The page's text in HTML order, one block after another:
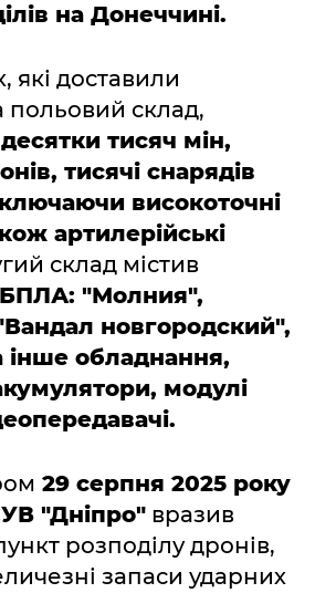
на Донеччині.
які доставили
польовий склад,
десятки тисяч мін,
тисячі снарядів
високоточні
артилерійські
склад містив
БПЛА: "Молния",
новгородский",
обладнання,
модулі
29 серпня 2025 року
"Дніпро" вразив
розподілу дронів,
запаси ударних